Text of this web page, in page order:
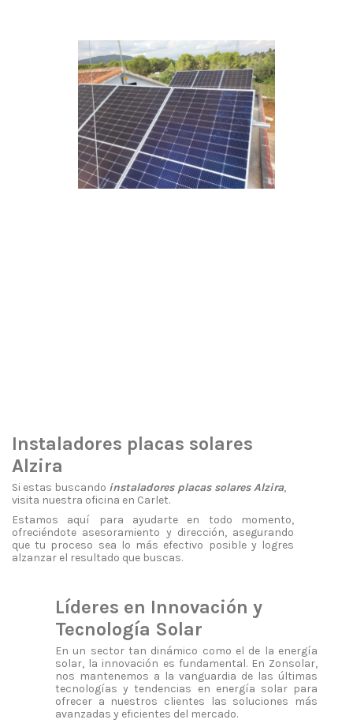
Instaladores placas solares
Alzira
Si estas buscando instaladores placas solares Alzira,
visita nuestra oficina en Carlet.
Estamos aquí para ayudarte en todo momento,
ofreciéndote asesoramiento y dirección, asegurando
que tu proceso sea lo más efectivo posible y logres
alzanzar el resultado que buscas.
Líderes en Innovación y
Tecnología Solar
En un sector tan dinámico como el de la energía
solar, la innovación es fundamental. En Zonsolar,
nos mantenemos a la vanguardia de las últimas
tecnologías y tendencias en energía solar para
ofrecer a nuestros clientes las soluciones más
avanzadas y eficientes del mercado.